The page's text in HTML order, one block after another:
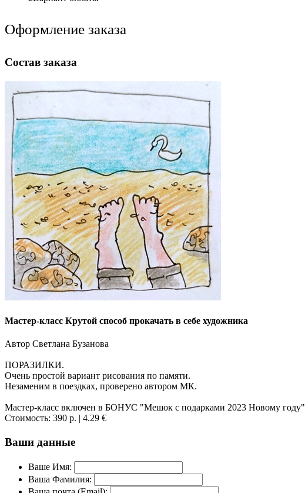
Оформление заказа
Состав заказа
Мастер-класс Крутой способ прокачать в себе художника
Автор Светлана Бузанова
ПОРАЗИЛКИ.
Очень простой вариант рисования по памяти.
Незаменим в поездках, проверено автором МК.
Мастер-класс включен в БОНУС "Мешок с подарками 2023 Новому году"
Стоимость: 390 р. | 4.29 €
Ваши данные
Ваше Имя:
Ваша Фамилия: